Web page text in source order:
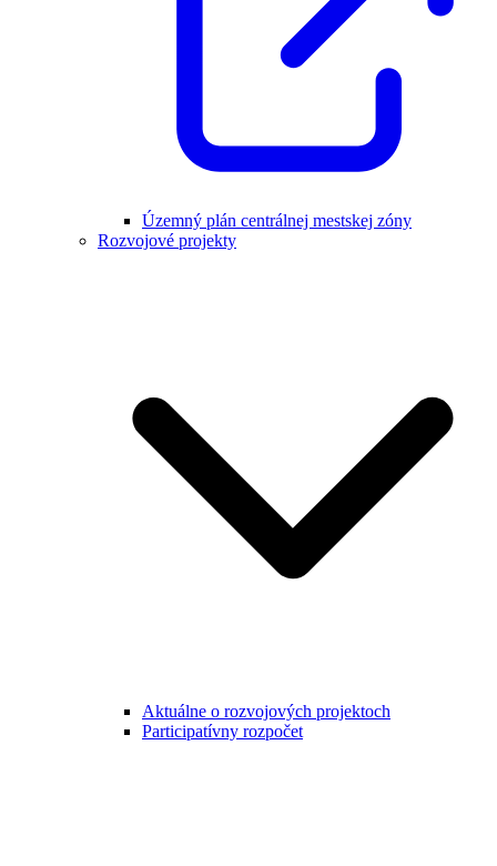
Územný plán centrálnej mestskej zóny
Rozvojové projekty
Aktuálne o rozvojových projektoch
Participatívny rozpočet